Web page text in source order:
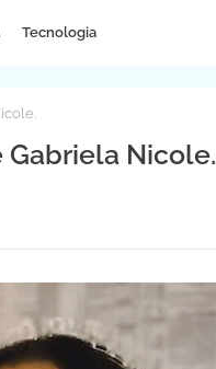
Tecnologia
Gabriela Nicole.